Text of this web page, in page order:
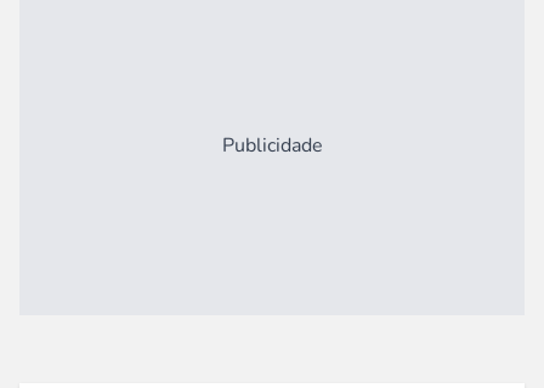
Publicidade